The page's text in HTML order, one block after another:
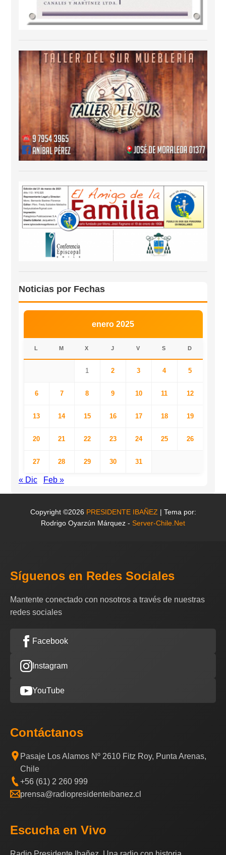
Noticias por Fechas
enero 2025
L M X J V S D
1 2 3 4 5
6 7 8 9 10 11 12
13 14 15 16 17 18 19
20 21 22 23 24 25 26
27 28 29 30 31
« Dic Feb »
Copyright ©2026 PRESIDENTE IBAÑEZ | Tema por:
Rodrigo Oyarzún Márquez - Server-Chile.Net
Síguenos en Redes Sociales
Mantente conectado con nosotros a través de nuestras
redes sociales
Facebook
Instagram
YouTube
Contáctanos
Pasaje Los Alamos Nº 2610 Fitz Roy, Punta Arenas,
Chile
+56 (61) 2 260 999
prensa@radiopresidenteibanez.cl
Escucha en Vivo